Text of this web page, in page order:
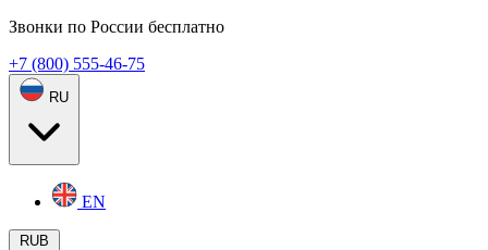
Звонки по России бесплатно
+7 (800) 555-46-75
RU
EN
RUB